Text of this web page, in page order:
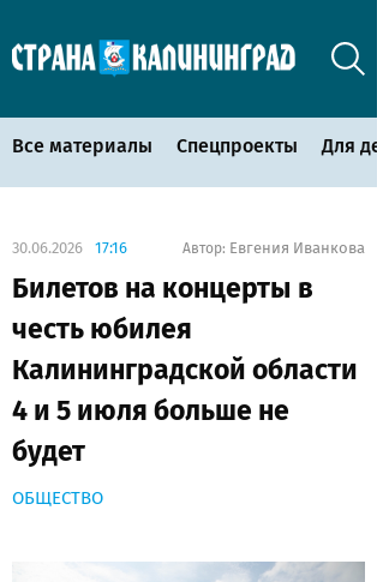
Все материалы Спецпроекты Для
30.06.2026 17:16 Автор: Евгения Иванкова
Билетов на концерты в
честь юбилея
Калининградской области
4 и 5 июля больше не
будет
ОБЩЕСТВО